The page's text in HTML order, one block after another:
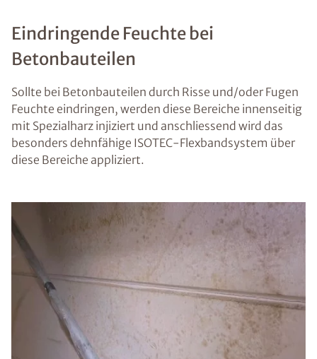
Eindringende Feuchte bei
Betonbauteilen
Sollte bei Betonbauteilen durch Risse und/oder Fugen
Feuchte eindringen, werden diese Bereiche innenseitig
mit Spezialharz injiziert und anschliessend wird das
besonders dehnfähige ISOTEC-Flexbandsystem über
diese Bereiche appliziert.